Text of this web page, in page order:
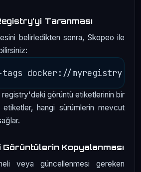
Taranması
belirledikten sonra, Skopeo ile
görüntü etiketlerinin bir
etiketler, hangi sürümlerin mevcut
Görüntülerin Kopyalanması
veya güncellenmesi gereken